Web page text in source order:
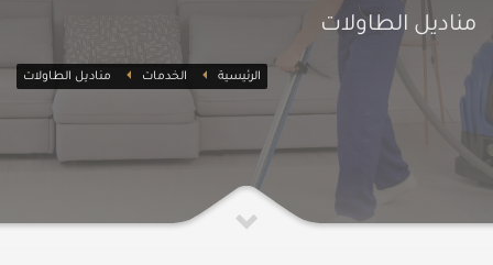
مناديل الطاولات
الرئيسية الخدمات مناديل الطاولات